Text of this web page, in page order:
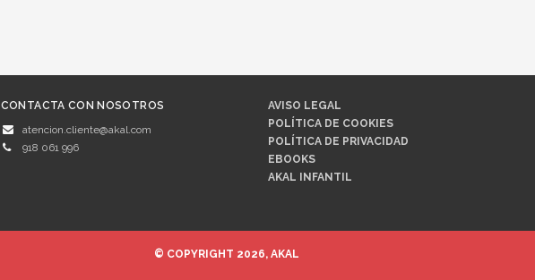
CONTACTA CON NOSOTROS
atencion.cliente@akal.com
918 061 996
AVISO LEGAL
POLÍTICA DE COOKIES
POLÍTICA DE PRIVACIDAD
EBOOKS
AKAL INFANTIL
© COPYRIGHT 2026, AKAL